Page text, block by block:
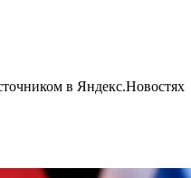
в Яндекс.Новостях